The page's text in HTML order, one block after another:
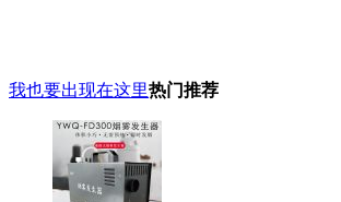
我也要出现在这里热门推荐